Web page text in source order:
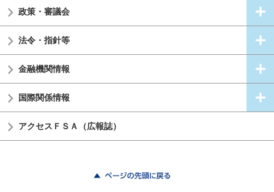
政策・審議会
法令・指針等
金融機関情報
国際関係情報
アクセスＦＳＡ（広報誌）